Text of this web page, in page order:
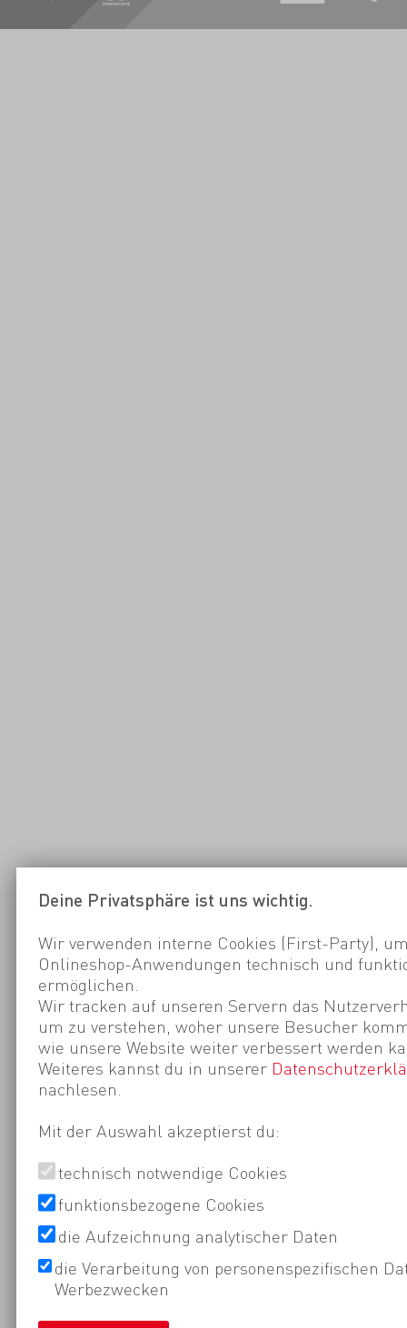
Deine Privatsphäre ist uns wichtig.
Wir verwenden interne Cookies (First-Party),
Onlineshop-Anwendungen technisch und
ermöglichen.
Wir tracken auf unseren Servern das
um zu verstehen, woher unsere Besucher
wie unsere Website weiter verbessert werden
Weiteres kannst du in unserer
nachlesen.
Mit der Auswahl akzeptierst du:
technisch notwendige Cookies
funktionsbezogene Cookies
die Aufzeichnung analytischer Daten
die Verarbeitung von personenspezifischen
Werbezwecken